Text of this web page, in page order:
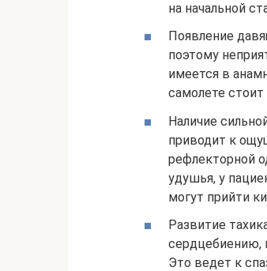
на начальной
Появление
поэтому
имеется в
самолете
Наличие
приводит к
рефлекторной
удушья, у
могут прийти
Развитие
сердцебиению,
Это ведет к